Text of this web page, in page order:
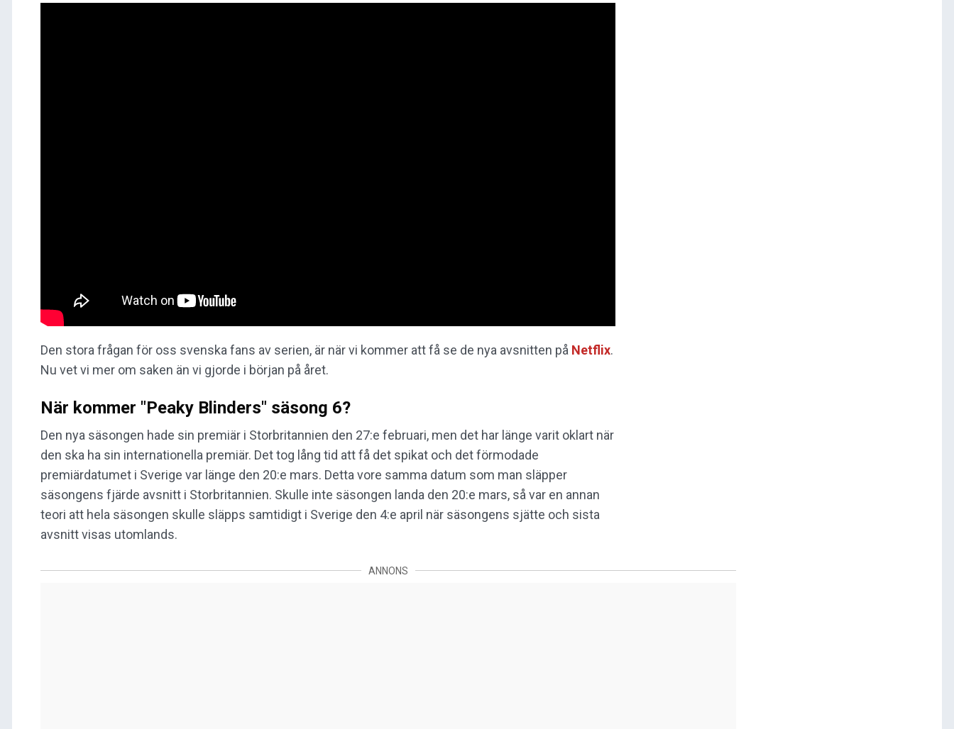
Den stora frågan för oss svenska fans av serien, är när vi kommer att få se de nya avsnitten på Netflix.
Nu vet vi mer om saken än vi gjorde i början på året.
När kommer "Peaky Blinders" säsong 6?
Den nya säsongen hade sin premiär i Storbritannien den 27:e februari, men det har länge varit oklart när
den ska ha sin internationella premiär. Det tog lång tid att få det spikat och det förmodade
premiärdatumet i Sverige var länge den 20:e mars. Detta vore samma datum som man släpper
säsongens fjärde avsnitt i Storbritannien. Skulle inte säsongen landa den 20:e mars, så var en annan
teori att hela säsongen skulle släpps samtidigt i Sverige den 4:e april när säsongens sjätte och sista
avsnitt visas utomlands.
ANNONS